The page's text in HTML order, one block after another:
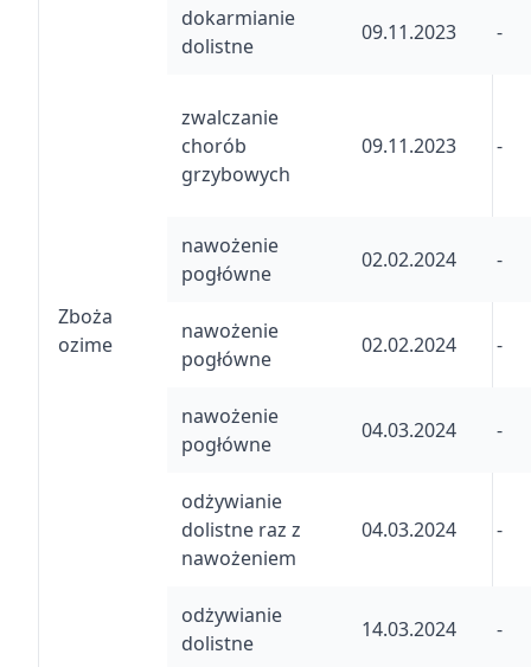
Zboża
ozime
dokarmianie
dolistne
09.11.2023 -
zwalczanie
chorób
grzybowych
09.11.2023 -
nawożenie
pogłówne
02.02.2024 -
nawożenie
pogłówne
02.02.2024 -
nawożenie
pogłówne
04.03.2024 -
odżywianie
dolistne raz z
nawożeniem
04.03.2024 -
odżywianie
dolistne
14.03.2024 -